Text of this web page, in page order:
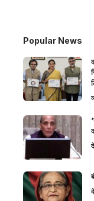
Popular News